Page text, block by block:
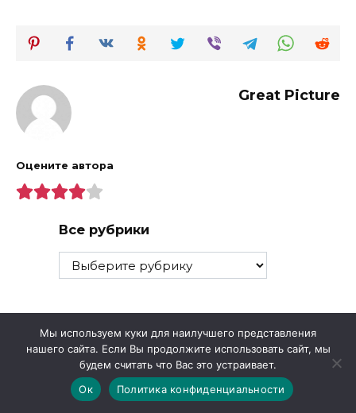
Great Picture
Оцените автора
Все рубрики
Все
рубрики
Мы используем куки для наилучшего представления
нашего сайта. Если Вы продолжите использовать сайт, мы
будем считать что Вас это устраивает.
Ок
Политика конфиденциальности